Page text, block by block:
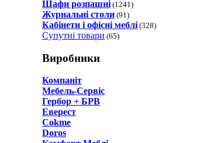
Шафи розпашні(1241)
Журнальні столи (91)
Кабінети і офісні меблі(328)
Супутні товари (65)
Виробники
Компаніт
Мебель-Сервіс
Гербор + БРВ
Еверест
Cokme
Doros